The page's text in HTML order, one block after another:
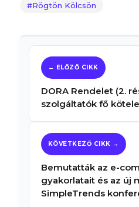
Rögtön Kölcsön
DORA Rendelet (2.
szolgáltatók fő
Bemutatták az e-
gyakorlatait és az új
SimpleTrends